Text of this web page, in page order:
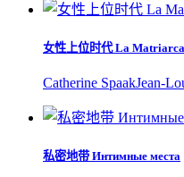
女性上位时代 La Matriarca
Catherine SpaakJean-
私密地带 Интимные места